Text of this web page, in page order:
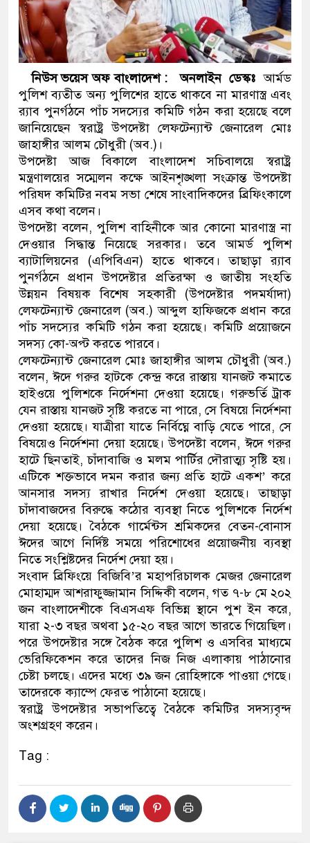
জনগণ পরিবর্তন চেয়েছে
প্রধানমন্ত্রী
মিরপুর মডেল থানার অভিযানে
মাদক কারবারি গ্রেফতার
২৮ লাখ টাকার জাল নোটসহ
থানা পুলিশ
যেকোনো সময় বেনজীরের
নিউস ভয়েস অফ বাংলাদেশ : অনলাইন ডেস্কঃআর্মড
পুলিশ ব্যতীত অন্য পুলিশের হাতে থাকবে না মারণাস্ত্র এবং
র‌্যাব পুনর্গঠনে পাঁচ সদস্যের কমিটি গঠন করা হয়েছে বলে
জানিয়েছেন স্বরাষ্ট্র উপদেষ্টা লেফটেন্যান্ট জেনারেল মোঃ
জাহাঙ্গীর আলম চৌধুরী (অব.)।
উপদেষ্টা আজ বিকালে বাংলাদেশ সচিবালয়ে স্বরাষ্ট্র
মন্ত্রণালয়ের সম্মেলন কক্ষে আইনশৃঙ্খলা সংক্রান্ত উপদেষ্টা
পরিষদ কমিটির নবম সভা শেষে সাংবাদিকদের ব্রিফিংকালে
এসব কথা বলেন।
উপদেষ্টা বলেন, পুলিশ বাহিনীকে আর কোনো মারণাস্ত্র না
দেওয়ার সিদ্ধান্ত নিয়েছে সরকার। তবে আমর্ড পুলিশ
ব্যাটালিয়নের (এপিবিএন) হাতে থাকবে। তাছাড়া র‌্যাব
পুনর্গঠনে প্রধান উপদেষ্টার প্রতিরক্ষা ও জাতীয় সংহতি
উন্নয়ন বিষয়ক বিশেষ সহকারী (উপদেষ্টার পদমর্যাদা)
লেফটেন্যান্ট জেনারেল (অব.) আব্দুল হাফিজকে প্রধান করে
পাঁচ সদস্যের কমিটি গঠন করা হয়েছে। কমিটি প্রয়োজনে
সদস্য কো-অপ্ট করতে পারবে।
লেফটেন্যান্ট জেনারেল মোঃ জাহাঙ্গীর আলম চৌধুরী (অব.)
বলেন, ঈদে গরুর হাটকে কেন্দ্র করে রাস্তায় যানজট কমাতে
হাইওয়ে পুলিশকে নির্দেশনা দেওয়া হয়েছে। গরুভর্তি ট্রাক
যেন রাস্তায় যানজট সৃষ্টি করতে না পারে, সে বিষয়ে নির্দেশনা
দেওয়া হয়েছে। যাত্রীরা যাতে নির্বিঘ্নে বাড়ি যেতে পারে, সে
বিষয়েও নির্দেশনা দেয়া হয়েছে। উপদেষ্টা বলেন, ঈদে গরুর
হাটে ছিনতাই, চাঁদাবাজি ও মলম পার্টির দৌরাত্ম্য সৃষ্টি হয়।
এটিকে শক্তভাবে দমন করার জন্য প্রতি হাটে একশ’ করে
আনসার সদস্য রাখার নির্দেশ দেওয়া হয়েছে। তাছাড়া
চাঁদাবাজদের বিরুদ্ধে কঠোর ব্যবস্থা নিতে পুলিশকে নির্দেশ
দেয়া হয়েছে। বৈঠকে গার্মেন্টস শ্রমিকদের বেতন-বোনাস
ঈদের আগে নির্দিষ্ট সময়ে পরিশোধের প্রয়োজনীয় ব্যবস্থা
নিতে সংশ্লিষ্টদের নির্দেশ দেয়া হয়।
সংবাদ ব্রিফিংয়ে বিজিবি’র মহাপরিচালক মেজর জেনারেল
মোহাম্মদ আশরাফুজ্জামান সিদ্দিকী বলেন, গত ৭-৮ মে ২০২
জন বাংলাদেশীকে বিএসএফ বিভিন্ন স্থানে পুশ ইন করে,
যারা ২-৩ বছর অথবা ১৫-২০ বছর আগে ভারতে গিয়েছিল।
পরে উপদেষ্টার সঙ্গে বৈঠক করে পুলিশ ও এসবির মাধ্যমে
ভেরিফিকেশন করে তাদের নিজ নিজ এলাকায় পাঠানোর
চেষ্টা চলছে। এদের মধ্যে ৩৯ জন রোহিঙ্গাকে পাওয়া গেছে।
তাদেরকে ক্যাম্পে ফেরত পাঠানো হয়েছে।
স্বরাষ্ট্র উপদেষ্টার সভাপতিত্বে বৈঠকে কমিটির সদস্যবৃন্দ
অংশগ্রহণ করেন।
Tag :